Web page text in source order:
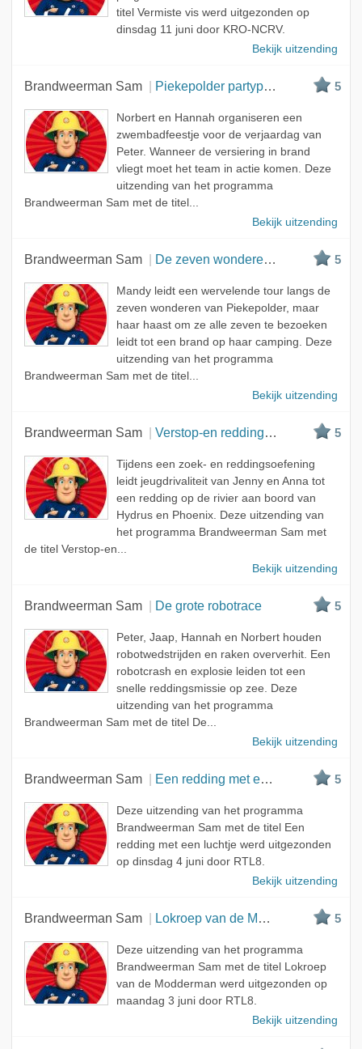
titel Vermiste vis werd uitgezonden op
dinsdag 11 juni door KRO-NCRV.
Bekijk uitzending
Brandweerman Sam Piekepolder partyplanners 5
Norbert en Hannah organiseren een
zwembadfeestje voor de verjaardag van
Peter. Wanneer de versiering in brand
vliegt moet het team in actie komen. Deze
uitzending van het programma
Brandweerman Sam met de titel...
Bekijk uitzending
Brandweerman Sam De zeven wonderen van Piekepolder 5
Mandy leidt een wervelende tour langs de
zeven wonderen van Piekepolder, maar
haar haast om ze alle zeven te bezoeken
leidt tot een brand op haar camping. Deze
uitzending van het programma
Brandweerman Sam met de titel...
Bekijk uitzending
Brandweerman Sam Verstop-en reddingsactie 5
Tijdens een zoek- en reddingsoefening
leidt jeugdrivaliteit van Jenny en Anna tot
een redding op de rivier aan boord van
Hydrus en Phoenix. Deze uitzending van
het programma Brandweerman Sam met
de titel Verstop-en...
Bekijk uitzending
Brandweerman Sam De grote robotrace 5
Peter, Jaap, Hannah en Norbert houden
robotwedstrijden en raken oververhit. Een
robotcrash en explosie leiden tot een
snelle reddingsmissie op zee. Deze
uitzending van het programma
Brandweerman Sam met de titel De...
Bekijk uitzending
Brandweerman Sam Een redding met een luchtje 5
Deze uitzending van het programma
Brandweerman Sam met de titel Een
redding met een luchtje werd uitgezonden
op dinsdag 4 juni door RTL8.
Bekijk uitzending
Brandweerman Sam Lokroep van de Modderman 5
Deze uitzending van het programma
Brandweerman Sam met de titel Lokroep
van de Modderman werd uitgezonden op
maandag 3 juni door RTL8.
Bekijk uitzending